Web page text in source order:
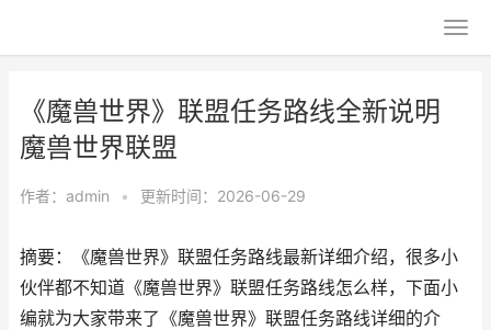
《魔兽世界》联盟任务路线全新说明
魔兽世界联盟
作者： admin • 更新时间：2026-06-29
摘要：《魔兽世界》联盟任务路线最新详细介绍，很多小
伙伴都不知道《魔兽世界》联盟任务路线怎么样，下面小
编就为大家带来了《魔兽世界》联盟任务路线详细的介